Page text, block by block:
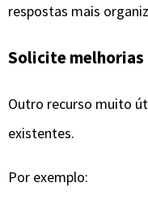
respostas mais
Solicite
Outro recurso muito
existentes.
Por exemplo: